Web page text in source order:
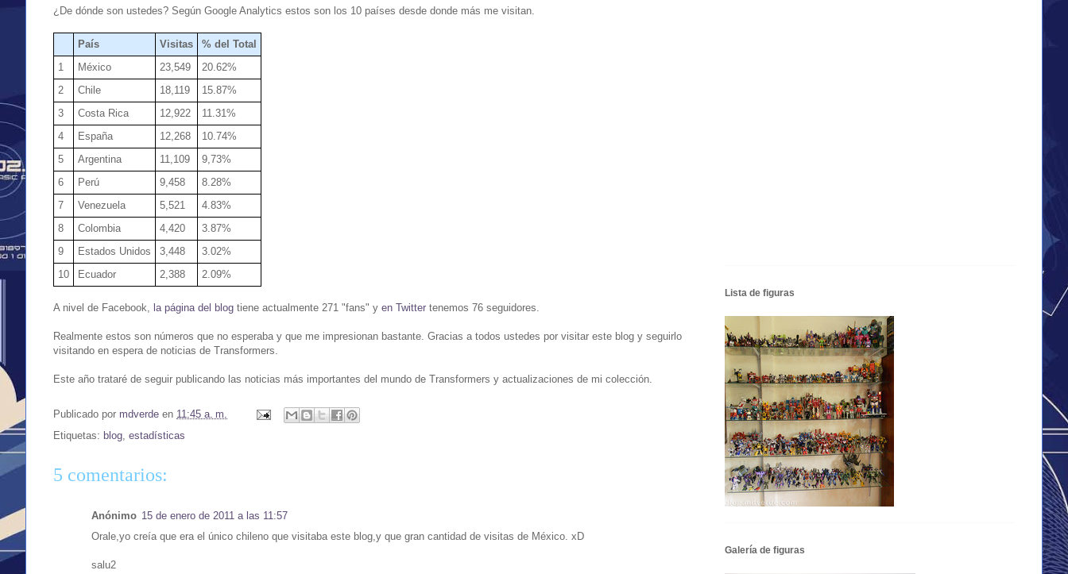
¿De dónde son ustedes? Según Google Analytics estos son los 10 países desde donde más me visitan.
País Visitas
% del Total
1
México 23,549
20.62%
2
Chile 18,119
15.87%
3
Costa Rica 12,922
11.31%
4
España 12,268
10.74%
5
Argentina 11,109
9,73%
6
Perú 9,458
8.28%
7
Venezuela 5,521
4.83%
8
Colombia 4,420
3.87%
9
Estados Unidos 3,448
3.02%
10
Ecuador 2,388 2.09%
A nivel de Facebook, la página del blog tiene actualmente 271 "fans" y en Twitter tenemos 76 seguidores.
Realmente estos son números que no esperaba y que me impresionan bastante. Gracias a todos ustedes por visitar este blog y seguirlo
visitando en espera de noticias de Transformers.
Este año trataré de seguir publicando las noticias más importantes del mundo de Transformers y actualizaciones de mi colección.
Publicado por mdverde en 11:45 a. m.
Etiquetas: blog estadísticas
5 comentarios:
Anónimo 15 de enero de 2011 a las 11:57
Orale,yo creía que era el único chileno que visitaba este blog,y que gran cantidad de visitas de México. xD
salu2
Lista de figuras
Galería de figuras